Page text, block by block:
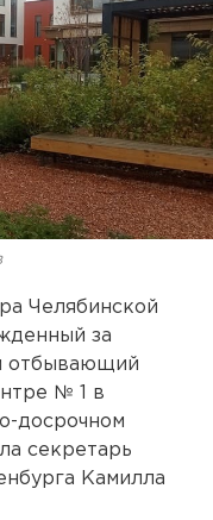
Челябинской
за
отбывающий
№ 1 в
досрочном
секретарь
Камилла